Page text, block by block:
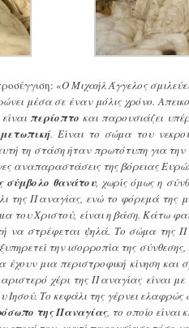
«Ο Μιχαήλ Άγγελος
μέσα σε έναν μόλις χρόνο.
περίοπτο και παρουσιάζει
. Είναι το σώμα του
τη στάση ήταν πρωτότυπη για την
αναπαραστάσεις της βόρειας
σύμβολο θανάτου, χωρίς όμως η
της Παναγίας, ενώ το φόρεμά της
του Χριστού, είναι η βάση. Κάτω
να στρέφεται ψηλά. Το σώμα της
την ισορροπία της
μια περιστροφική κίνηση και
χέρι της Παναγίας είναι
Ιησού. Το κεφάλι της γέρνει
της Παναγίας, το οποίο